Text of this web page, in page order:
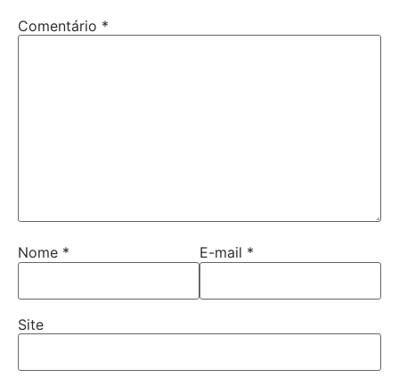
Comentário *
Nome * E-mail *
Site